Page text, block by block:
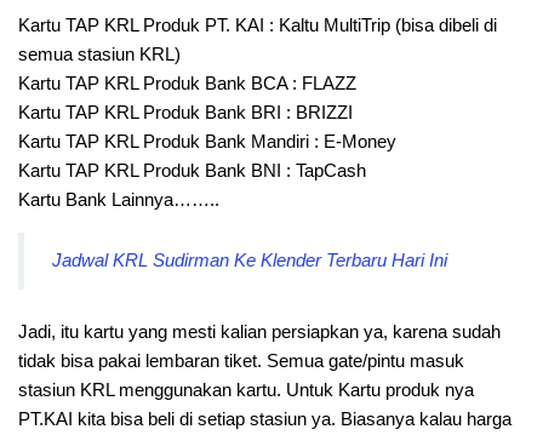
Kartu TAP KRL Produk PT. KAI : Kaltu MultiTrip (bisa dibeli di
semua stasiun KRL)
Kartu TAP KRL Produk Bank BCA : FLAZZ
Kartu TAP KRL Produk Bank BRI : BRIZZI
Kartu TAP KRL Produk Bank Mandiri : E-Money
Kartu TAP KRL Produk Bank BNI : TapCash
Kartu Bank Lainnya……..
Jadwal KRL Sudirman Ke Klender Terbaru Hari Ini
Jadi, itu kartu yang mesti kalian persiapkan ya, karena sudah
tidak bisa pakai lembaran tiket. Semua gate/pintu masuk
stasiun KRL menggunakan kartu. Untuk Kartu produk nya
PT.KAI kita bisa beli di setiap stasiun ya. Biasanya kalau harga